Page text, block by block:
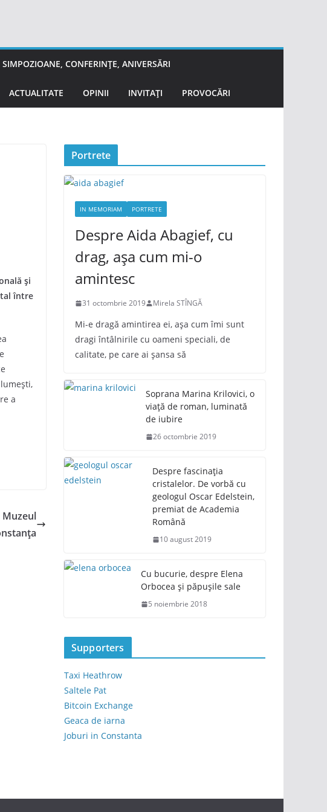
SIMPOZIOANE, CONFERINȚE, ANIVERSĂRI
ACTUALITATE OPINII INVITAȚI PROVOCĂRI
și
între
a
Muzeul
Portrete
IN MEMORIAM PORTRETE
Despre Aida Abagief, cu
drag, așa cum mi-o
amintesc
31 octombrie 2019 Mirela STÎNGĂ
Mi-e dragă amintirea ei, așa cum îmi sunt
dragi întâlnirile cu oameni speciali, de
calitate, pe care ai șansa să
Soprana Marina Krilovici, o
viață de roman, luminată
de iubire
26 octombrie 2019
Despre fascinația
cristalelor. De vorbă cu
geologul Oscar Edelstein,
premiat de Academia
Română
10 august 2019
Cu bucurie, despre Elena
Orbocea și păpușile sale
5 noiembrie 2018
Supporters
Taxi Heathrow
Saltele Pat
Bitcoin Exchange
Geaca de iarna
Joburi in Constanta